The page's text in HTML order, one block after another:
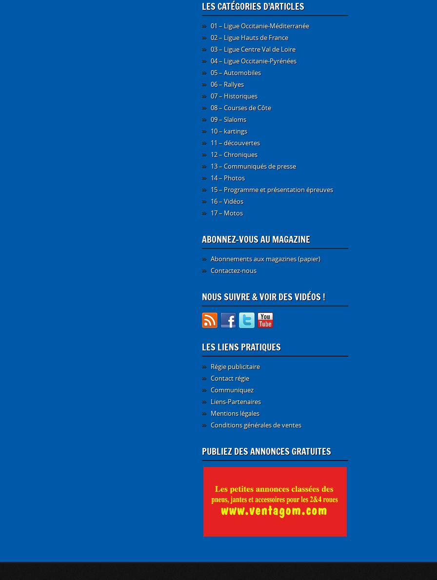
LES CATÉGORIES D’ARTICLES
01 – Ligue Occitanie-Méditerranée
02 – Ligue Hauts de France
03 – Ligue Centre Val de Loire
04 – Ligue Occitanie-Pyrénées
05 – Automobiles
06 – Rallyes
07 – Historiques
08 – Courses de Côte
09 – Slaloms
10 – kartings
11 – découvertes
12 – Chroniques
13 – Communiqués de presse
14 – Photos
15 – Programme et présentation épreuves
16 – Vidéos
17 – Motos
ABONNEZ-VOUS AU MAGAZINE
Abonnements aux magazines (papier)
Contactez-nous
NOUS SUIVRE & VOIR DES VIDÉOS !
LES LIENS PRATIQUES
Régie publicitaire
Contact régie
Communiquez
Liens-Partenaires
Mentions légales
Conditions générales de ventes
PUBLIEZ DES ANNONCES GRATUITES